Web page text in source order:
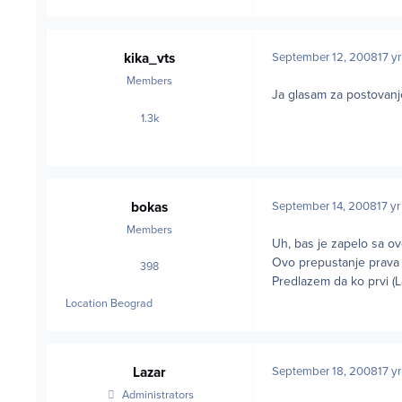
kika_vts
Members
1.3kposts
September 12, 200817 yr
Ja glasam za
bokas
Members
398posts
Location Beograd
September 14, 200817 yr
Uh, bas je zapelo sa
Ovo prepustanje
Predlazem da ko prvi
Lazar
Administrators
September 18, 200817 yr